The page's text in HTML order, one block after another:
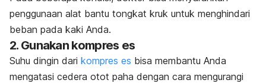
penggunaan alat bantu tongkat kruk untuk menghindari
beban pada kaki Anda.
2. Gunakan kompres es
Suhu dingin dari kompres es bisa membantu Anda
mengatasi cedera otot paha dengan cara mengurangi